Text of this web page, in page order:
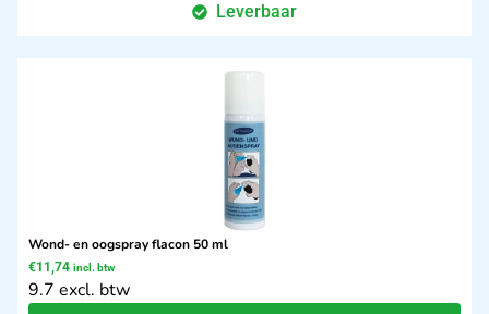
Leverbaar
Wond- en oogspray flacon 50 ml
€11,74 incl. btw
9.7 excl. btw